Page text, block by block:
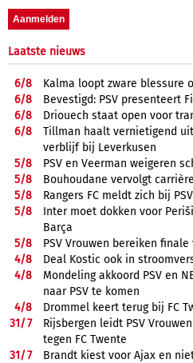
Laatste nieuws
6/8
Kalma loopt zware blessure
6/8
Bevestigd: PSV presenteert
6/8
Driouech staat open voor
6/8
Tillman haalt vernietigend
verblijf bij Leverkusen
5/8
PSV en Veerman weigeren
5/8
Bouhoudane vervolgt
5/8
Rangers FC meldt zich bij
5/8
Inter moet dokken voor
Barça
5/8
PSV Vrouwen bereiken
4/8
Deal Kostic ook in
4/8
Mondeling akkoord PSV en
naar PSV te komen
4/8
Drommel keert terug bij FC
31/7
Rijsbergen leidt PSV
tegen FC Twente
31/7
Brandt kiest voor Ajax en